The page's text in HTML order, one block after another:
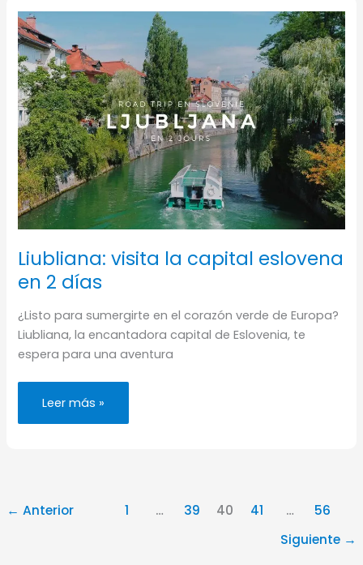
Liubliana: visita la capital eslovena
en 2 días
¿Listo para sumergirte en el corazón verde de Europa?
Liubliana, la encantadora capital de Eslovenia, te
espera para una aventura
Liubliana:
la
Leer más »
← Anterior 1 … 39 40 41 …
56
Siguiente →